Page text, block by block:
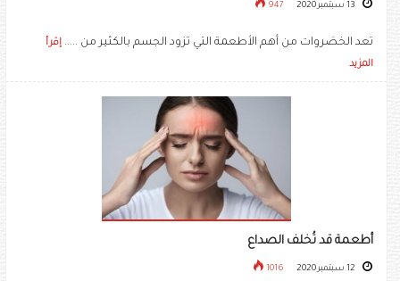
947
تعد الخضروات من أهم الأطعمة التي تزود الجسم بالكثير من ..... إقرأ
المزيد
أطعمة قد تُخلف الصداع
1016